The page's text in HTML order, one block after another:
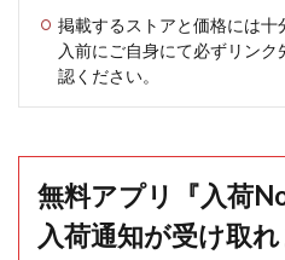
掲載するストアと価格には
入前にご自身にて必ずリン
認ください。
無料アプリ『入荷
入荷通知が受け取れ